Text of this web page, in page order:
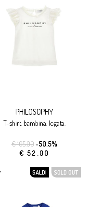
PHILOSOPHY
t-shirt, bambina, logata.
€ 105.00-50.5%
€ 52.00
SALDI SOLD OUT